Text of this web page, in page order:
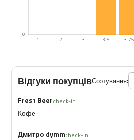
1 2 3 3.5 3.75
0
Відгуки покупцівСортування:
Fresh Beercheck-in
Кофе
Дмитро dymmcheck-in